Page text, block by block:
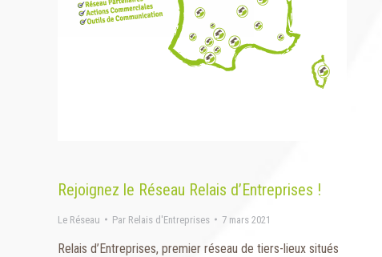
Rejoignez le Réseau Relais d’Entreprises !
Le Réseau Par Relais d'Entreprises 7 mars 2021
Relais d’Entreprises, premier réseau de tiers-lieux situés